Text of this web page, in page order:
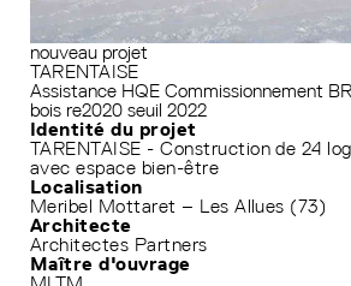
nouveau projet
TARENTAISE
Assistance HQE Commissionnement
bois re2020 seuil 2022
Identité du projet
TARENTAISE - Construction de 24
avec espace bien-être
Localisation
Meribel Mottaret – Les Allues (73)
Architecte
Architectes Partners
Maître d'ouvrage